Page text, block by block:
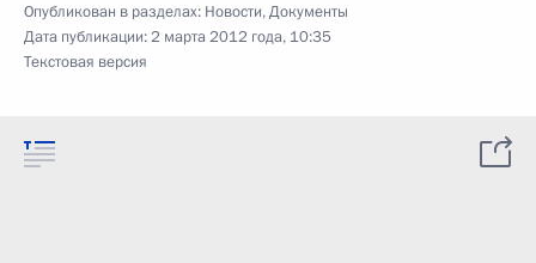
Опубликован в разделах: Новости,Документы
Дата публикации:2 марта 2012 года, 10:35
Текстовая версия